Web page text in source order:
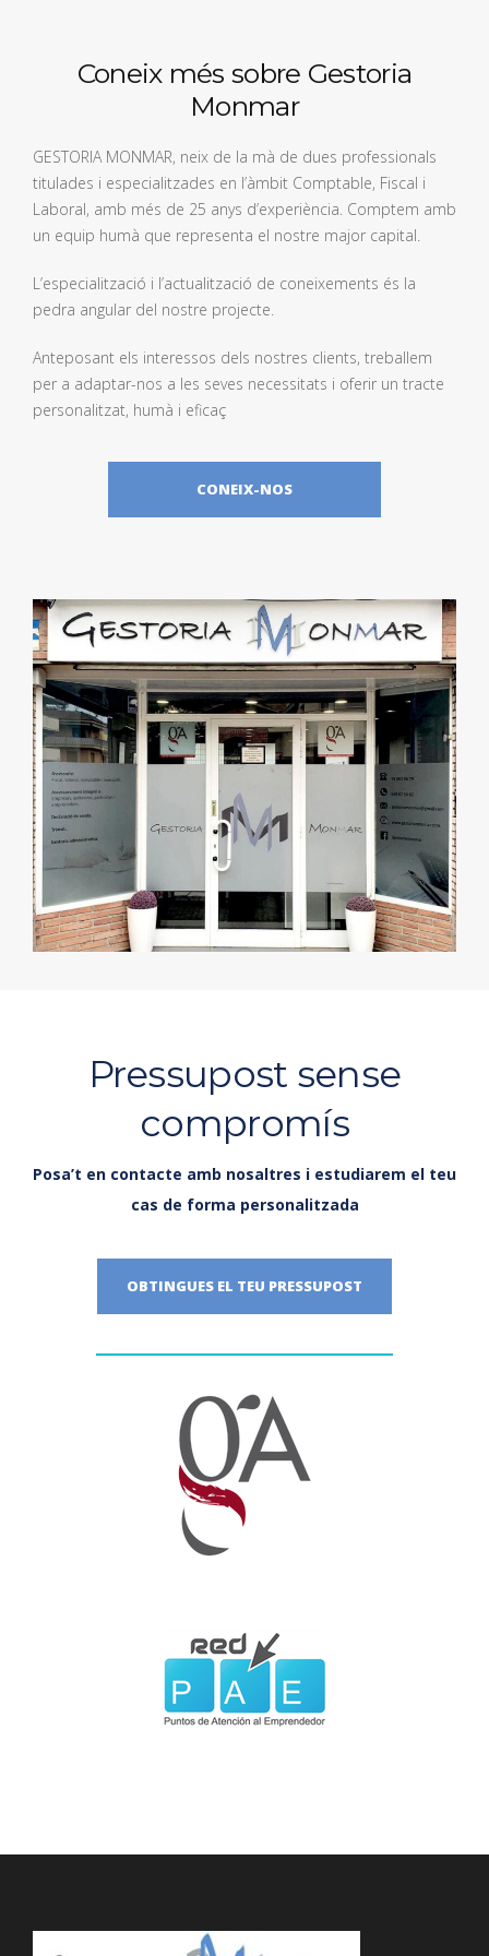
Coneix més sobre Gestoria
Monmar
GESTORIA MONMAR, neix de la mà de dues professionals
titulades i especialitzades en l’àmbit Comptable, Fiscal i
Laboral, amb més de 25 anys d’experiència. Comptem amb
un equip humà que representa el nostre major capital.
L’especialització i l’actualització de coneixements és la
pedra angular del nostre projecte.
Anteposant els interessos dels nostres clients, treballem
per a adaptar-nos a les seves necessitats i oferir un tracte
personalitzat, humà i eficaç
CONEIX-NOS
Pressupost sense
compromís
Posa’t en contacte amb nosaltres i estudiarem el teu
cas de forma personalitzada
OBTINGUES EL TEU PRESSUPOST